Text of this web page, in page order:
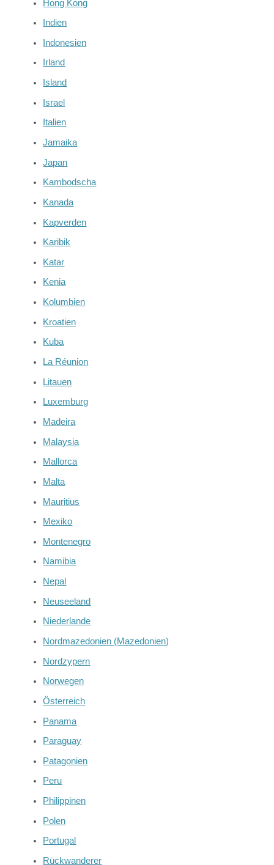
Hong Kong
Indien
Indonesien
Irland
Island
Israel
Italien
Jamaika
Japan
Kambodscha
Kanada
Kapverden
Karibik
Katar
Kenia
Kolumbien
Kroatien
Kuba
La Réunion
Litauen
Luxemburg
Madeira
Malaysia
Mallorca
Malta
Mauritius
Mexiko
Montenegro
Namibia
Nepal
Neuseeland
Niederlande
Nordmazedonien (Mazedonien)
Nordzypern
Norwegen
Österreich
Panama
Paraguay
Patagonien
Peru
Philippinen
Polen
Portugal
Rückwanderer